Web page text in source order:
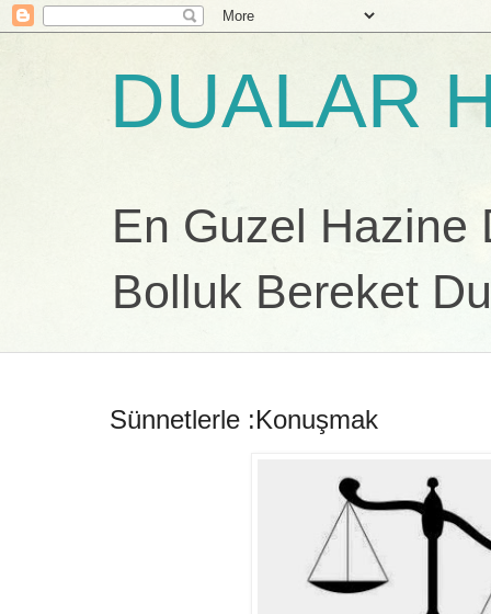
DUALAR
En Guzel Hazine
Bolluk Bereket
Sünnetlerle :Konuşmak